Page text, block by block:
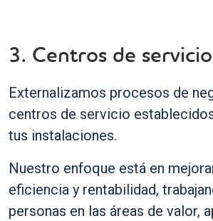
3. Centros de servicio
Externalizamos procesos de
centros de servicio
tus instalaciones.
Nuestro enfoque está en
eficiencia y rentabilidad,
personas en las áreas de valor,